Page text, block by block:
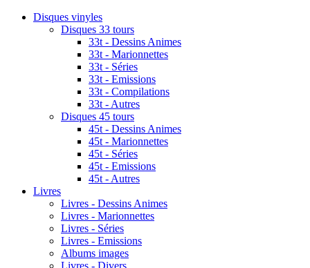
Disques vinyles
Disques 33 tours
33t - Dessins Animes
33t - Marionnettes
33t - Séries
33t - Emissions
33t - Compilations
33t - Autres
Disques 45 tours
45t - Dessins Animes
45t - Marionnettes
45t - Séries
45t - Emissions
45t - Autres
Livres
Livres - Dessins Animes
Livres - Marionnettes
Livres - Séries
Livres - Emissions
Albums images
Livres - Divers